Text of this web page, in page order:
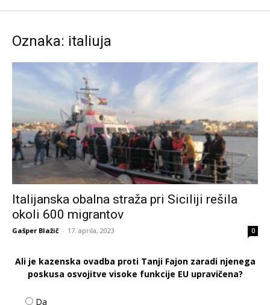
Oznaka: italiuja
Italijanska obalna straža pri Siciliji rešila
okoli 600 migrantov
Gašper Blažič - 17. aprila, 2023 0
Ali je kazenska ovadba proti Tanji Fajon zaradi njenega
poskusa osvojitve visoke funkcije EU upravičena?
Da